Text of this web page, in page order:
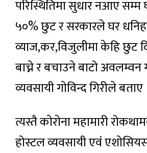
परिस्थितिमा सुधार नआए सम्म
५०% छुट र सरकारले घर
व्याज,कर,विजुलीमा केहि छुट
बाच्ने र बचाउने बाटो अवलम्वन
व्यवसायी गाेविन्द गिरीले बताए
त्यस्तै काेराेना महामारी
होस्टल व्यवसायी एवं